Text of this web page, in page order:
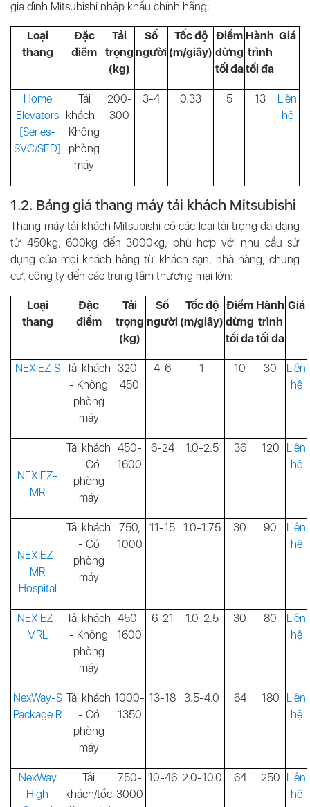
gia đình Mitsubishi nhập khẩu chính hãng:
Loại
thang
Đặc
điểm
Tải
trọng
(kg)
Số
người
Tốc độ
(m/giây)
Điểm
dừng
tối đa
Hành
trình
tối đa
Giá
Home
Elevators
[Series-
SVC/SED]
Tải
khách -
Không
phòng
máy
200-
300
3-4 0.33 5 13
Liên
hệ
1.2. Bảng giá thang máy tải khách Mitsubishi
Thang máy tải khách Mitsubishi có các loại tải trọng đa dạng
từ 450kg, 600kg đến 3000kg, phù hợp với nhu cầu sử
dụng của mọi khách hàng từ khách sạn, nhà hàng, chung
cư, công ty đến các trung tâm thương mại lớn:
Loại
thang
Đặc
điểm
Tải
trọng
(kg)
Số
người
Tốc độ
(m/giây)
Điểm
dừng
tối đa
Hành
trình
tối đa
Giá
NEXIEZ S Tải khách
- Không
phòng
máy
320-
450
4-6 1 10 30
Liên
hệ
NEXIEZ-
MR
Tải khách
- Có
phòng
máy
450-
1600
6-24 1.0-2.5 36 120
Liên
hệ
NEXIEZ-
MR
Hospital
Tải khách
- Có
phòng
máy
750,
1000
11-15 1.0-1.75 30 90
Liên
hệ
NEXIEZ-
MRL
Tải khách
- Không
phòng
máy
450-
1600
6-21 1.0-2.5 30 80
Liên
hệ
NexWay-S
Package R
Tải khách
- Có
phòng
máy
1000-
1350
13-18 3.5-4.0 64 180
Liên
hệ
NexWay
High
Tải
khách/tốc
750-
3000
10-46 2.0-10.0 64 250 Liên
hệ